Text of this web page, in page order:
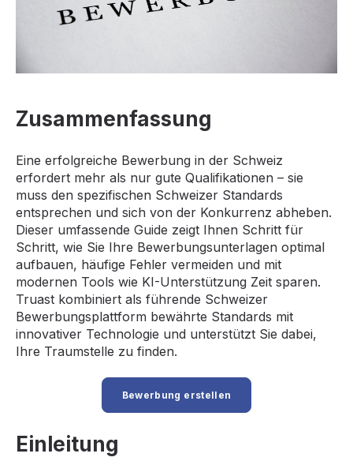
Zusammenfassung
Eine erfolgreiche Bewerbung in der Schweiz
erfordert mehr als nur gute Qualifikationen – sie
muss den spezifischen Schweizer Standards
entsprechen und sich von der Konkurrenz abheben.
Dieser umfassende Guide zeigt Ihnen Schritt für
Schritt, wie Sie Ihre Bewerbungsunterlagen optimal
aufbauen, häufige Fehler vermeiden und mit
modernen Tools wie KI-Unterstützung Zeit sparen.
Truast kombiniert als führende Schweizer
Bewerbungsplattform bewährte Standards mit
innovativer Technologie und unterstützt Sie dabei,
Ihre Traumstelle zu finden.
Bewerbung erstellen
Einleitung